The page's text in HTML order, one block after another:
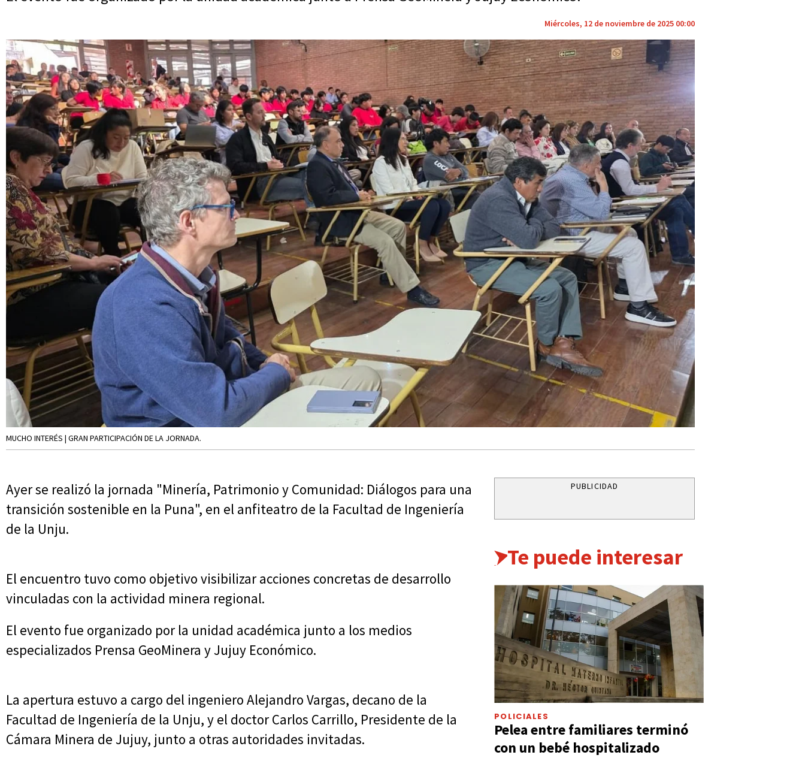
Miércoles, 12 de noviembre de 2025 00:00
MUCHO INTERÉS | GRAN PARTICIPACIÓN DE LA JORNADA.
Ayer se realizó la jornada "Minería, Patrimonio y Comunidad: Diálogos para una
transición sostenible en la Puna", en el anfiteatro de la Facultad de Ingeniería
de la Unju.
El encuentro tuvo como objetivo visibilizar acciones concretas de desarrollo
vinculadas con la actividad minera regional.
El evento fue organizado por la unidad académica junto a los medios
especializados Prensa GeoMinera y Jujuy Económico.
La apertura estuvo a cargo del ingeniero Alejandro Vargas, decano de la
Facultad de Ingeniería de la Unju, y el doctor Carlos Carrillo, Presidente de la
Cámara Minera de Jujuy, junto a otras autoridades invitadas.
PUBLICIDAD
Te puede interesar
POLICIALES
Pelea entre familiares terminó
con un bebé hospitalizado